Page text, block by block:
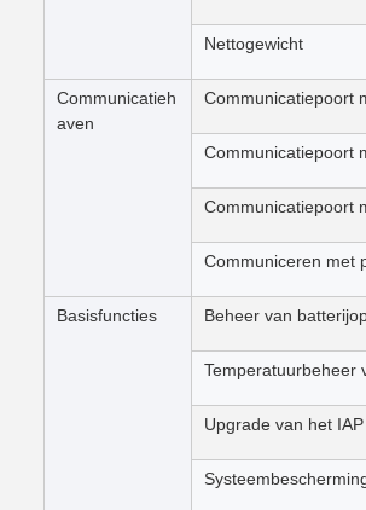
Nettogewicht
Communicatieh
aven
Communicatiepoort
Communicatiepoort
Communicatiepoort
Communiceren met
Basisfuncties Beheer van
Temperatuurbeheer
Upgrade van het IAP